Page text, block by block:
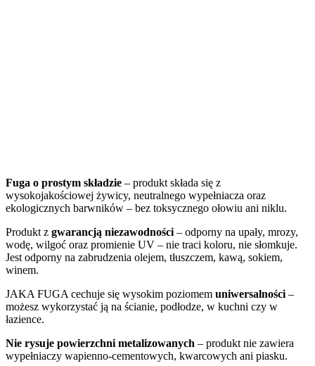
Fuga o prostym składzie – produkt składa się z
wysokojakościowej żywicy, neutralnego wypełniacza oraz
ekologicznych barwników – bez toksycznego ołowiu ani niklu.
Produkt z gwarancją niezawodności – odporny na upały, mrozy,
wodę, wilgoć oraz promienie UV – nie traci koloru, nie słomkuje.
Jest odporny na zabrudzenia olejem, tłuszczem, kawą, sokiem,
winem.
JAKA FUGA cechuje się wysokim poziomem uniwersalności –
możesz wykorzystać ją na ścianie, podłodze, w kuchni czy w
łazience.
Nie rysuje powierzchni metalizowanych – produkt nie zawiera
wypełniaczy wapienno-cementowych, kwarcowych ani piasku.